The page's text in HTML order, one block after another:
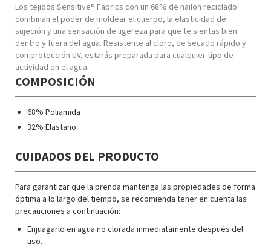
Los tejidos Sensitive® Fabrics con un 68% de nailon reciclado
combinan el poder de moldear el cuerpo, la elasticidad de
sujeción y una sensación de ligereza para que te sientas bien
dentro y fuera del agua. Resistente al cloro, de secado rápido y
con protección UV, estarás preparada para cualquier tipo de
actividad en el agua.
COMPOSICIÓN
68% Poliamida
32% Elastano
CUIDADOS DEL PRODUCTO
Para garantizar que la prenda mantenga las propiedades de forma
óptima a lo largo del tiempo, se recomienda tener en cuenta las
precauciones a continuación:
Enjuagarlo en agua no clorada inmediatamente después del
uso.